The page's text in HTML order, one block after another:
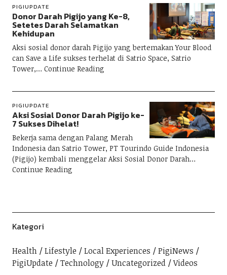
PIGIUPDATE
Donor Darah Pigijo yang Ke-8,
Setetes Darah Selamatkan
Kehidupan
Aksi sosial donor darah Pigijo yang bertemakan Your Blood
can Save a Life sukses terhelat di Satrio Space, Satrio
Tower,
Continue Reading
PIGIUPDATE
Aksi Sosial Donor Darah Pigijo ke-
7 Sukses Dihelat!
Bekerja sama dengan Palang Merah
Indonesia dan Satrio Tower, PT Tourindo Guide Indonesia
(Pigijo) kembali menggelar Aksi Sosial Donor Darah
Continue Reading
Kategori
Health Lifestyle Local Experiences
PigiNews
PigiUpdate
Technology Uncategorized Videos